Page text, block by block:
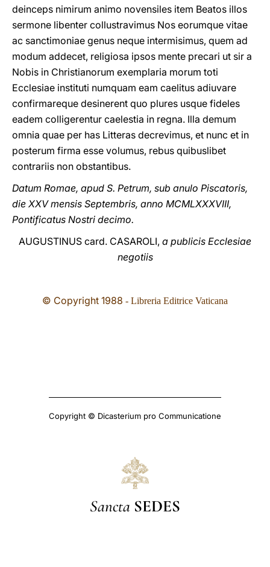
deinceps nimirum animo novensiles item Beatos illos
sermone libenter collustravimus Nos eorumque vitae
ac sanctimoniae genus neque intermisimus, quem ad
modum addecet, religiosa ipsos mente precari ut sir a
Nobis in Christianorum exemplaria morum toti
Ecclesiae instituti numquam eam caelitus adiuvare
confirmareque desinerent quo plures usque fideles
eadem colligerentur caelestia in regna. Illa demum
omnia quae per has Litteras decrevimus, et nunc et in
posterum firma esse volumus, rebus quibuslibet
contrariis non obstantibus.
Datum Romae, apud S. Petrum, sub anulo Piscatoris,
die XXV mensis Septembris, anno MCMLXXXVIII,
Pontificatus Nostri decimo.
AUGUSTINUS card. CASAROLI, a publicis Ecclesiae
negotiis
© Copyright 1988 - Libreria Editrice Vaticana
Copyright © Dicasterium pro Communicatione
Sancta SEDES